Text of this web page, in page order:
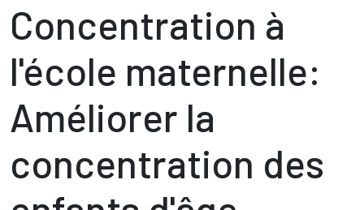
Concentration à
l'école maternelle:
Améliorer la
concentration des